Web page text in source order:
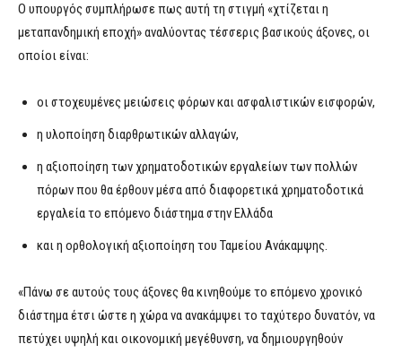
Ο υπουργός συμπλήρωσε πως αυτή τη στιγμή «χτίζεται η
μεταπανδημική εποχή» αναλύοντας τέσσερις βασικούς άξονες, οι
οποίοι είναι:
οι στοχευμένες μειώσεις φόρων και ασφαλιστικών εισφορών,
η υλοποίηση διαρθρωτικών αλλαγών,
η αξιοποίηση των χρηματοδοτικών εργαλείων των πολλών
πόρων που θα έρθουν μέσα από διαφορετικά χρηματοδοτικά
εργαλεία το επόμενο διάστημα στην Ελλάδα
και η ορθολογική αξιοποίηση του Ταμείου Ανάκαμψης.
«Πάνω σε αυτούς τους άξονες θα κινηθούμε το επόμενο χρονικό
διάστημα έτσι ώστε η χώρα να ανακάμψει το ταχύτερο δυνατόν, να
πετύχει υψηλή και οικονομική μεγέθυνση, να δημιουργηθούν